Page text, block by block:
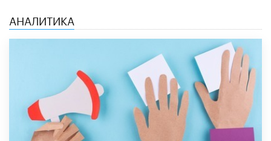
АНАЛИТИКА